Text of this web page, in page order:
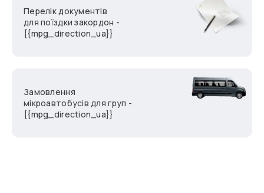
Перелік документів
для поїздки закордон -
{{mpg_direction_ua}}
Замовлення
мікроавтобусів для груп -
{{mpg_direction_ua}}